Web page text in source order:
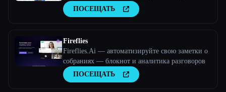
ПОСЕЩАТЬ
Fireflies
Fireflies.Ai — автоматизируйте свою заметки о
собраниях — блокнот и аналитика разговоров
ПОСЕЩАТЬ